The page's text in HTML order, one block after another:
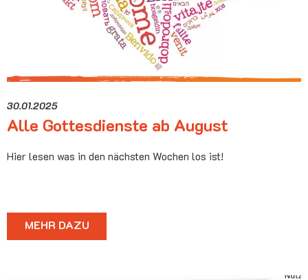
30.01.2025
Alle Gottesdienste ab August
Hier lesen was in den nächsten Wochen los ist!
MEHR DAZU